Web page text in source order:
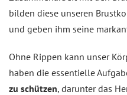
bilden diese unseren
und geben ihm seine
Ohne Rippen kann unser
haben die essentielle
zu schützen, darunter das